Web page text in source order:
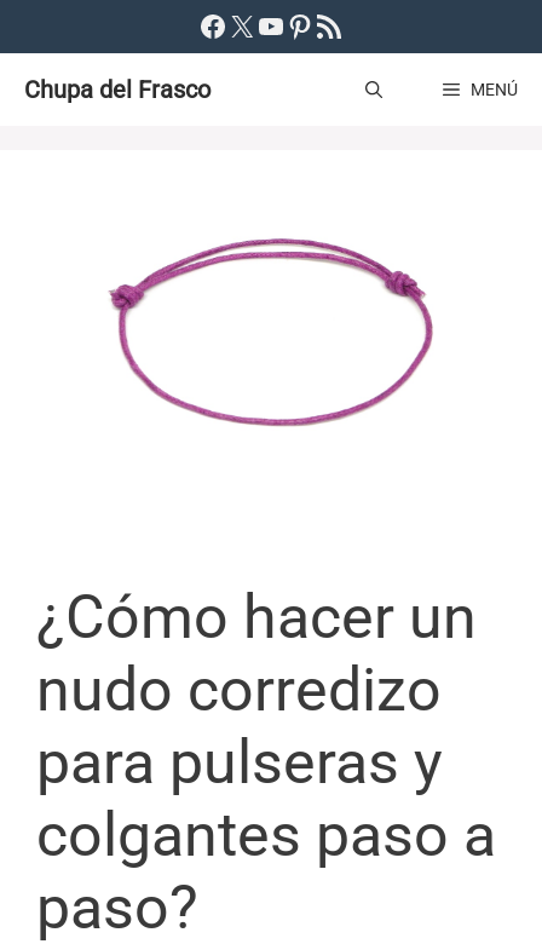
al
contenido
Facebook
X YouTube
Pinterest
Feed RSS
Chupa del Frasco MENÚ
¿Cómo hacer un
nudo corredizo
para pulseras y
colgantes paso a
paso?